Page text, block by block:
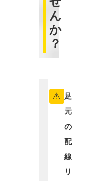
ん
か
？
⚠️ 足
元
の
配
線
リ